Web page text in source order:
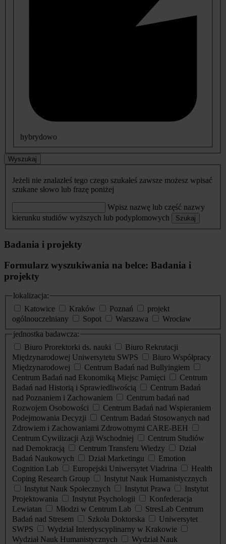
hybrydowo
Wyszukaj
Jeżeli nie znalazłeś tego czego szukałeś zawsze możesz wpisać
szukane słowo lub frazę poniżej
Wpisz nazwę lub część nazwy
kierunku studiów wyższych lub podyplomowych
Szukaj
Badania i projekty
Formularz wyszukiwania na belce: Badania i
projekty
lokalizacja:
Katowice
Kraków Poznań
projekt
ogólnouczelniany
Sopot Warszawa
Wrocław
jednostka badawcza:
Biuro Prorektorki ds. nauki
Biuro Rekrutacji
Międzynarodowej Uniwersytetu SWPS
Biuro Współpracy
Międzynarodowej
Centrum Badań nad Bullyingiem
Centrum Badań nad Ekonomiką Miejsc Pamięci
Centrum
Badań nad Historią i Sprawiedliwością
Centrum Badań
nad Poznaniem i Zachowaniem
Centrum badań nad
Rozwojem Osobowości
Centrum Badań nad Wspieraniem
Podejmowania Decyzji
Centrum Badań Stosowanych nad
Zdrowiem i Zachowaniami Zdrowotnymi CARE-BEH
Centrum Cywilizacji Azji Wschodniej
Centrum Studiów
nad Demokracją
Centrum Transferu Wiedzy
Dział
Badań Naukowych
Dział Marketingu
Emotion
Cognition Lab
Europejski Uniwersytet Viadrina
Health
Coping Research Group
Instytut Nauk Humanistycznych
Instytut Nauk Społecznych
Instytut Prawa
Instytut
Projektowania
Instytut Psychologii
Konfederacja
Lewiatan
Młodzi w Centrum Lab
StresLab Centrum
Badań nad Stresem
Szkoła Doktorska
Uniwersytet
SWPS
Wydział Interdyscyplinarny w Krakowie
Wydział Nauk Humanistycznych
Wydział Nauk